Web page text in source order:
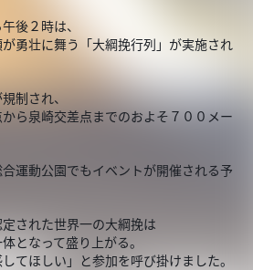
後２時は、
勇壮に舞う「大綱挽行列」が実施され
制され、
ら泉崎交差点までのおよそ７００メー
運動公園でもイベントが開催される予
された世界一の大綱挽は
となって盛り上がる。
てほしい」と参加を呼び掛けました。